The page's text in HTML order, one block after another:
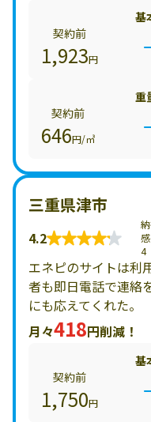
基
契約前
1,923円
重
契約前
646円/㎥
三重県津市
4.2
感
4
エネピのサイトは利
者も即日電話で連絡
にも応えてくれた。
月々418円削減！
基
契約前
1,750円